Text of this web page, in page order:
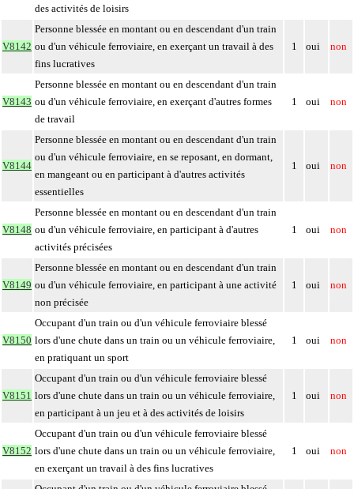
des activités de loisirs
V8142
Personne blessée en montant ou en descendant d'un train
ou d'un véhicule ferroviaire, en exerçant un travail à des
fins lucratives
1 oui non
V8143
Personne blessée en montant ou en descendant d'un train
ou d'un véhicule ferroviaire, en exerçant d'autres formes
de travail
1 oui non
V8144
Personne blessée en montant ou en descendant d'un train
ou d'un véhicule ferroviaire, en se reposant, en dormant,
en mangeant ou en participant à d'autres activités
essentielles
1 oui non
V8148
Personne blessée en montant ou en descendant d'un train
ou d'un véhicule ferroviaire, en participant à d'autres
activités précisées
1 oui non
V8149
Personne blessée en montant ou en descendant d'un train
ou d'un véhicule ferroviaire, en participant à une activité
non précisée
1 oui non
V8150
Occupant d'un train ou d'un véhicule ferroviaire blessé
lors d'une chute dans un train ou un véhicule ferroviaire,
en pratiquant un sport
1 oui non
V8151
Occupant d'un train ou d'un véhicule ferroviaire blessé
lors d'une chute dans un train ou un véhicule ferroviaire,
en participant à un jeu et à des activités de loisirs
1 oui non
V8152
Occupant d'un train ou d'un véhicule ferroviaire blessé
lors d'une chute dans un train ou un véhicule ferroviaire,
en exerçant un travail à des fins lucratives
1 oui non